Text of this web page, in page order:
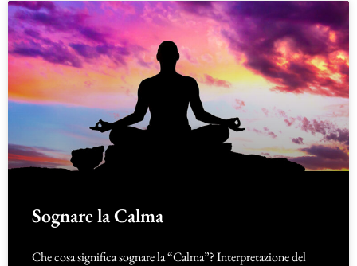
Sognare la Calma
Che cosa significa sognare la “Calma”? Interpretazione del